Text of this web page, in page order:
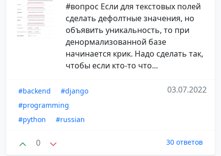
#вопрос Если для текстовых полей
сделать дефолтные значения, но
объявить уникальность, то при
денормализованной базе
начинается крик. Надо сделать так,
чтобы если кто-то что...
#backend
#django
#programming
#python
#russian
03.07.2022
0 30 ответов